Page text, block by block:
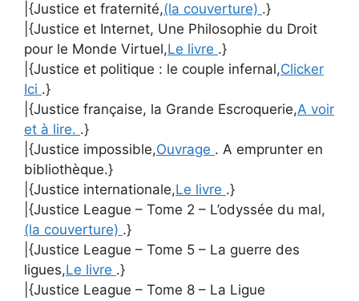
|{Justice et fraternité,(la couverture) .}
|{Justice et Internet, Une Philosophie du Droit
pour le Monde Virtuel,Le livre .}
|{Justice et politique : le couple infernal,Clicker
Ici .}
|{Justice française, la Grande Escroquerie,A voir
et à lire. .}
|{Justice impossible,Ouvrage . A emprunter en
bibliothèque.}
|{Justice internationale,Le livre .}
|{Justice League – Tome 2 – L’odyssée du mal,
(la couverture) .}
|{Justice League – Tome 5 – La guerre des
ligues,Le livre .}
|{Justice League – Tome 8 – La Ligue